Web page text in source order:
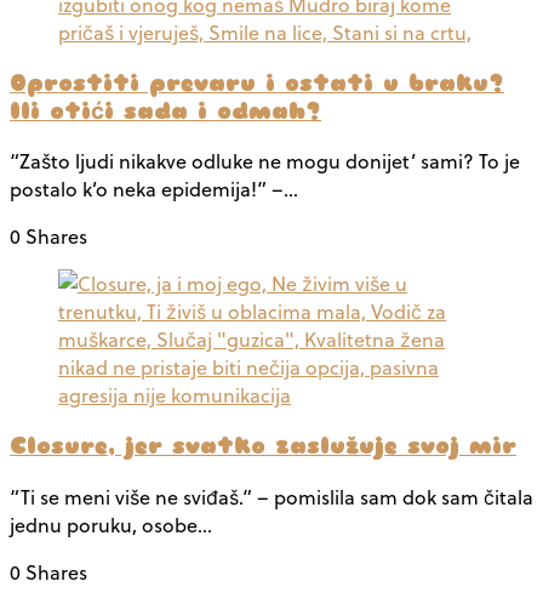
Oprostiti prevaru i ostati u braku?
Ili otići sada i odmah?
“Zašto ljudi nikakve odluke ne mogu donijet’ sami? To je
postalo k’o neka epidemija!” –…
0 Shares
Closure, jer svatko zaslužuje svoj mir
“Ti se meni više ne sviđaš.” – pomislila sam dok sam čitala
jednu poruku, osobe…
0 Shares